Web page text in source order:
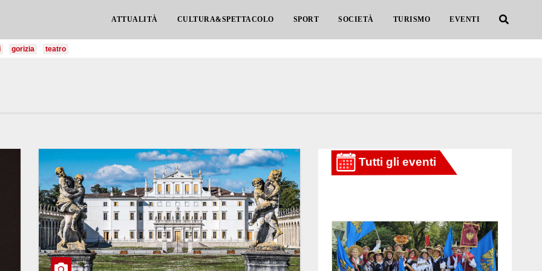
ATTUALITÀ CULTURA&SPETTACOLO SPORT SOCIETÀ TURISMO EVENTI
gorizia teatro